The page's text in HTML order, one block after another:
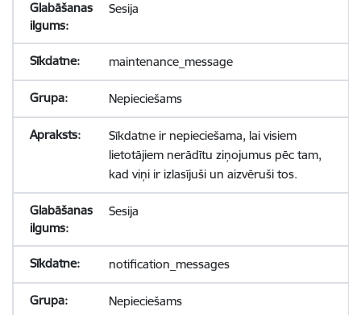
Sesija
maintenance_message
Nepieciešams
Sīkdatne ir nepieciešama, lai visiem
lietotājiem nerādītu ziņojumus pēc tam,
kad viņi ir izlasījuši un aizvēruši tos.
Sesija
notification_messages
Nepieciešams